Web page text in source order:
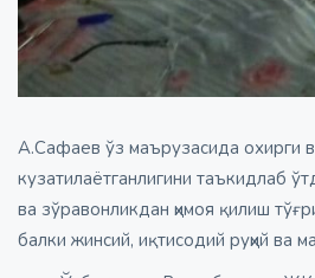
А.Сафаев ўз маърузасида охирги
кузатилаётганлигини таъкидлаб
ва зўравонликдан ҳимоя қилиш
балки жинсий, иқтисодий руҳий ва